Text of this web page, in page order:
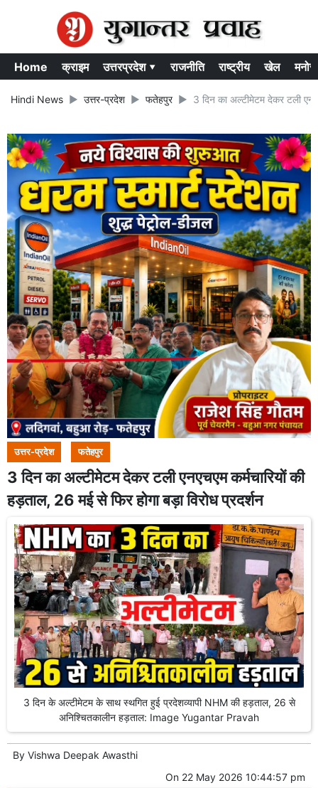
Home क्राइम उत्तरप्रदेश ▾ राजनीति राष्ट्रीय खेल
Hindi News उत्तर-प्रदेश फतेहपुर 3 दिन का अल्टीमेटम देकर टली
उत्तर-प्रदेश फतेहपुर
3 दिन का अल्टीमेटम देकर टली एनएचएम कर्मचारियों की
हड़ताल, 26 मई से फिर होगा बड़ा विरोध प्रदर्शन
3 दिन के अल्टीमेटम के साथ स्थगित हुई प्रदेशव्यापी NHM की हड़ताल, 26 से
अनिश्चितकालीन हड़ताल: Image Yugantar Pravah
By Vishwa Deepak Awasthi
On 22 May 2026 10:44:57 pm